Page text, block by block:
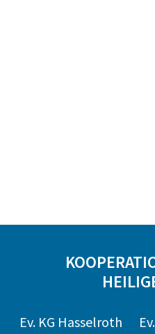
Ev. KG Hasselroth